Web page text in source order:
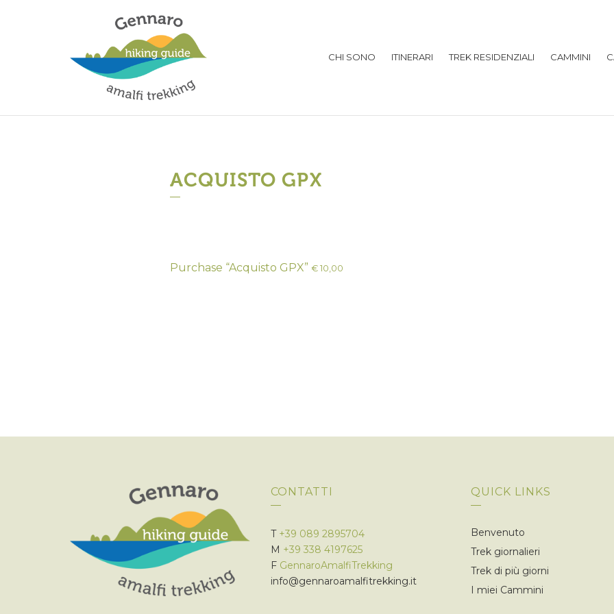
CHI SONO ITINERARI TREK RESIDENZIALI CAMMINI
ACQUISTO GPX
Purchase “Acquisto GPX”€ 10,00
CONTATTI
T +39 089 2895704
M +39 338 4197625
F GennaroAmalfiTrekking
info@gennaroamalfitrekking.it
QUICK LINKS
Benvenuto
Trek giornalieri
Trek di più giorni
I miei Cammini